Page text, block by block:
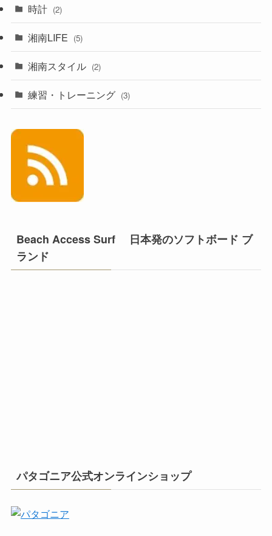
時計 (2)
湘南LIFE (5)
湘南スタイル (2)
練習・トレーニング (3)
Beach Access Surf 日本発のソフトボード ブ
ランド
パタゴニア公式オンラインショップ